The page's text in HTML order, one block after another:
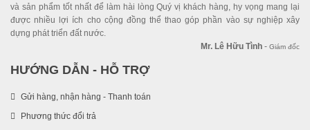
và sản phẩm tốt nhất để làm hài lòng Quý vị khách hàng, hy vọng mang lại
được nhiều lợi ích cho cộng đồng thể thao góp phần vào sự nghiệp xây
dựng phát triển đất nước.
Mr. Lê Hữu Tình - Giám đốc
HƯỚNG DẪN - HỖ TRỢ
Gửi hàng, nhận hàng - Thanh toán
Phương thức đổi trả